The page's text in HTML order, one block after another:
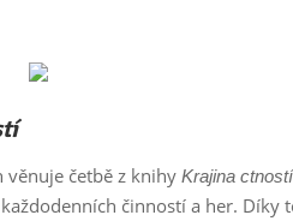
věnuje četbě z knihy Krajina ctností
činností a her.